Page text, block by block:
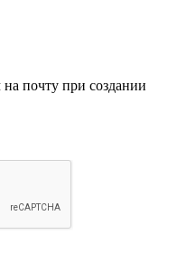
почту при создании